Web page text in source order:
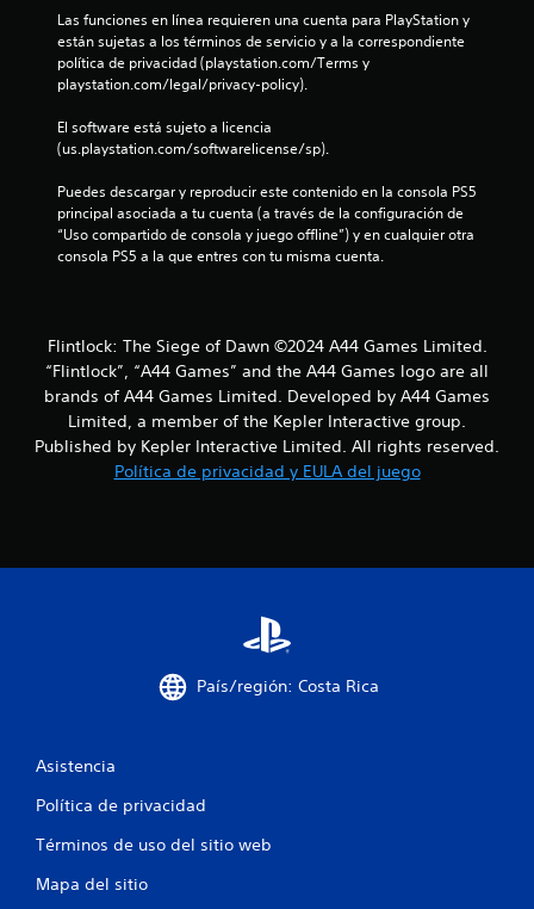
n
a
l
e
3
3
7
Las funciones en línea requieren una cuenta para PlayStation y
están sujetas a los términos de servicio y a la correspondiente
política de privacidad (playstation.com/Terms y
playstation.com/legal/privacy-policy).
El software está sujeto a licencia
(us.playstation.com/softwarelicense/sp).
Puedes descargar y reproducir este contenido en la consola PS5
principal asociada a tu cuenta (a través de la configuración de
“Uso compartido de consola y juego offline”) y en cualquier otra
consola PS5 a la que entres con tu misma cuenta.
Flintlock: The Siege of Dawn ©2024 A44 Games Limited.
“Flintlock”, “A44 Games” and the A44 Games logo are all
brands of A44 Games Limited. Developed by A44 Games
Limited, a member of the Kepler Interactive group.
Published by Kepler Interactive Limited. All rights reserved.
Política de privacidad y EULA del juego
País/región: Costa Rica
Asistencia
Política de privacidad
Términos de uso del sitio web
Mapa del sitio